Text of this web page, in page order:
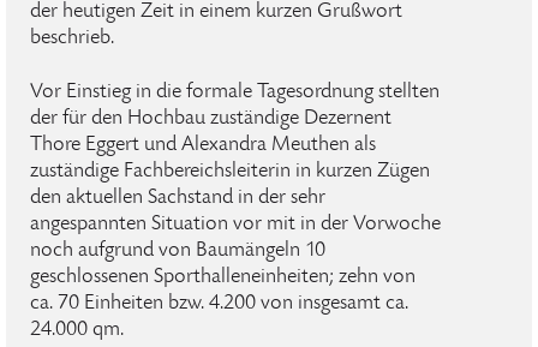
der heutigen Zeit in einem kurzen Grußwort
beschrieb.
Vor Einstieg in die formale Tagesordnung stellten
der für den Hochbau zuständige Dezernent
Thore Eggert und Alexandra Meuthen als
zuständige Fachbereichsleiterin in kurzen Zügen
den aktuellen Sachstand in der sehr
angespannten Situation vor mit in der Vorwoche
noch aufgrund von Baumängeln 10
geschlossenen Sporthalleneinheiten; zehn von
ca. 70 Einheiten bzw. 4.200 von insgesamt ca.
24.000 qm.